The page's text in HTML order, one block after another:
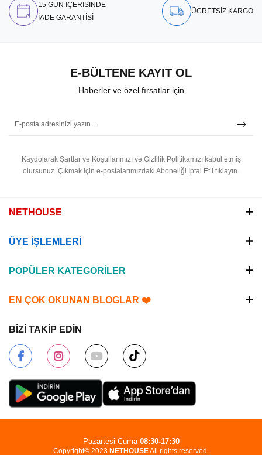
15 GÜN İÇERİSİNDE
İADE GARANTİSİ
ÜCRETSİZ KARGO
E-BÜLTENE KAYIT OL
Haberler ve özel fırsatlar için
Kaydolarak Şartlar ve Koşullarımızı ve Gizlilik Politikamızı kabul etmiş
olursunuz. Çıkmak için e-postalarımızdaki Aboneliği İptal Et’i tıklayın.
NETHOUSE
ÜYE İŞLEMLERİ
POPÜLER KATEGORİLER
EN ÇOK OKUNAN BLOGLAR ❤️
BİZİ TAKİP EDİN
Copyright© 2023 NETHOUSEAll rights reserved.
Pazartesi-Cuma 08:30-17:30